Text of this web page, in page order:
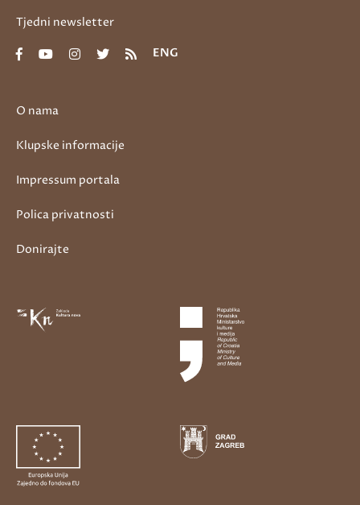
O nama
Klupske informacije
Impressum portala
Polica privatnosti
Donirajte
Tjedni newsletter
ENG